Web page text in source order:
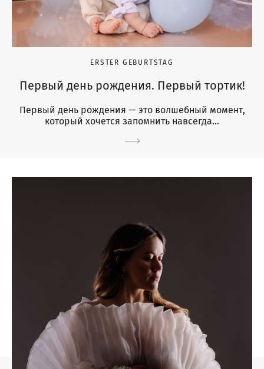
ERSTER GEBURTSTAG
Первый день рождения. Первый тортик!
Первый день рождения — это волшебный момент,
который хочется запомнить навсегда…